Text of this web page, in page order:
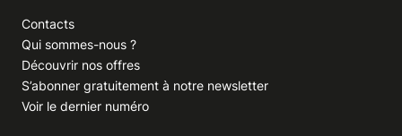
Contacts
Qui sommes-nous ?
Découvrir nos offres
S’abonner gratuitement à notre newsletter
Voir le dernier numéro